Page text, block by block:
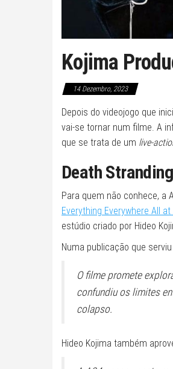
Kojima
14 Dezembro, 2023
Depois do videojogo que
vai-se tornar num filme. A
que se trata de um live-
Death
Para quem não conhece, a
Everything Everywhere All at
estúdio criado por Hideo
Numa publicação que
O filme promete
confundiu os limites
colapso.
Hideo Kojima também